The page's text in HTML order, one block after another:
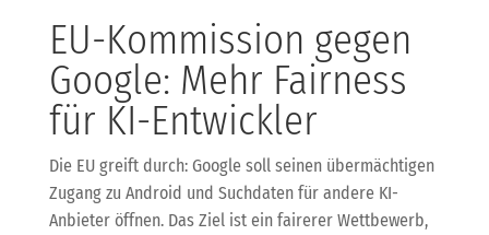
EU-Kommission gegen
Google: Mehr Fairness
für KI-Entwickler
Die EU greift durch: Google soll seinen übermächtigen
Zugang zu Android und Suchdaten für andere KI-
Anbieter öffnen. Das Ziel ist ein fairerer Wettbewerb,